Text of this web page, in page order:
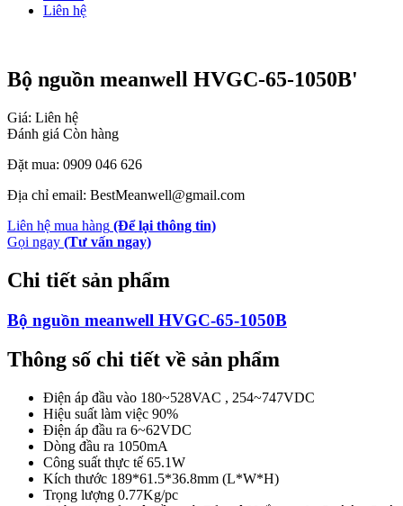
Liên hệ
Bộ nguồn meanwell HVGC-65-1050B'
Giá: Liên hệ
Đánh giá Còn hàng
Đặt mua: 0909 046 626
Địa chỉ email: BestMeanwell@gmail.com
Liên hệ mua hàng (Để lại thông tin)
Gọi ngay (Tư vấn ngay)
Chi tiết sản phẩm
Bộ nguồn meanwell HVGC-65-1050B
Thông số chi tiết về sản phẩm
Điện áp đầu vào 180~528VAC , 254~747VDC
Hiệu suất làm việc 90%
Điện áp đầu ra 6~62VDC
Dòng đầu ra 1050mA
Công suất thực tế 65.1W
Kích thước 189*61.5*36.8mm (L*W*H)
Trọng lượng 0.77Kg/pc